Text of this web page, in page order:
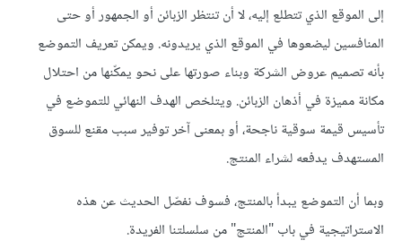
إلى الموقع الذي تتطلع إليه، لا أن تنتظر الزبائن أو الجمهور أو حتى
المنافسين ليضعوها في الموقع الذي يريدونه. ويمكن تعريف التموضع
بأنه تصميم عروض الشركة وبناء صورتها على نحو يمكّنها من احتلال
مكانة مميزة في أذهان الزبائن. ويتلخص الهدف النهائي للتموضع في
تأسيس قيمة سوقية ناجحة، أو بمعنى آخر توفير سبب مقنع للسوق
المستهدف يدفعه لشراء المنتج.
وبما أن التموضع يبدأ بالمنتج، فسوف نفصّل الحديث عن هذه
الاستراتيجية في باب "المنتج" من سلسلتنا الفريدة.